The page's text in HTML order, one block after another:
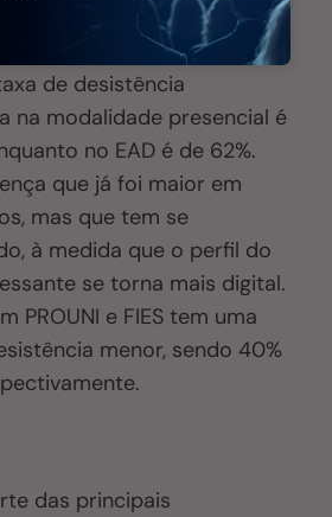
a modalidade de
de desistência
na modalidade presencial é
no EAD é de 62%.
que já foi maior em
mas que tem se
à medida que o perfil do
se torna mais digital.
PROUNI e FIES tem uma
menor, sendo 40%
das principais